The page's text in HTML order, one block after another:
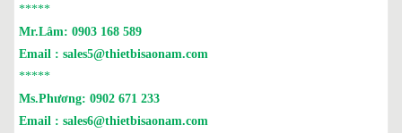
*****
Mr.Lâm: 0903 168 589
Email : sales5@thietbisaonam.com
*****
Ms.Phương: 0902 671 233
Email : sales6@thietbisaonam.com